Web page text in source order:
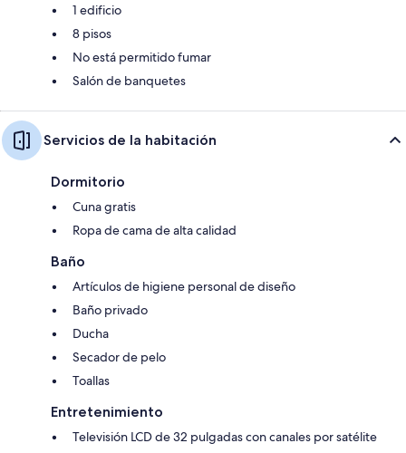
1 edificio
8 pisos
No está permitido fumar
Salón de banquetes
Servicios de la habitación
Dormitorio
Cuna gratis
Ropa de cama de alta calidad
Baño
Artículos de higiene personal de diseño
Baño privado
Ducha
Secador de pelo
Toallas
Entretenimiento
Televisión LCD de 32 pulgadas con canales por satélite